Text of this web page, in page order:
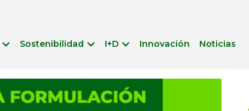
Sostenibilidad I+D Innovación Noticias